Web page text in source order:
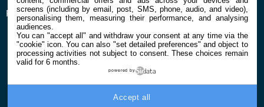
Préférences cookies
screens (including by email, post, SMS, phone, audio, and video),
personalising them, measuring their performance, and analysing
audiences.
You can "accept all" and withdraw your consent at any time via the
"cookie" icon. You can also "set detailed preferences" and object to
processing activities not subject to consent. These choices remain
valid for 6 months.
powered by
Accept all